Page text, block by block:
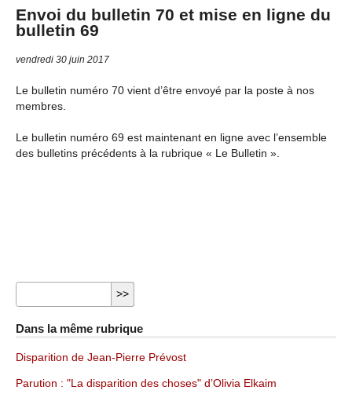
Envoi du bulletin 70 et mise en ligne du
bulletin 69
vendredi 30 juin 2017
Le bulletin numéro 70 vient d’être envoyé par la poste à nos
membres.
Le bulletin numéro 69 est maintenant en ligne avec l’ensemble
des bulletins précédents à la rubrique « Le Bulletin ».
Dans la même rubrique
Disparition de Jean-Pierre Prévost
Parution : "La disparition des choses" d’Olivia Elkaim